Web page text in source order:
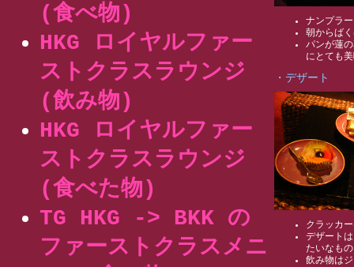
(食べ物)
HKG ロイヤルファー
ストクラスラウンジ
(飲み物)
HKG ロイヤルファー
ストクラスラウンジ
(食べた物)
TG HKG -> BKK の
ファーストクラスメニ
ナンプラ
朝からば
パンが蓮
にとても
・デザート
クラッカ
デザート
たいなもの
飲み物は